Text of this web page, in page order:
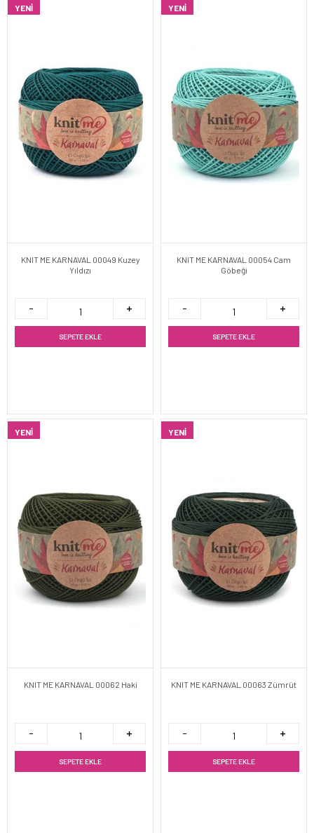
YENI
KNIT ME KARNAVAL 00049 Kuzey
Yıldızı
SEPETE EKLE
YENI
KNIT ME KARNAVAL 00054 Cam
Göbeği
SEPETE EKLE
YENI
KNIT ME KARNAVAL 00062 Haki
SEPETE EKLE
YENI
KNIT ME KARNAVAL 00063 Zümrüt
SEPETE EKLE